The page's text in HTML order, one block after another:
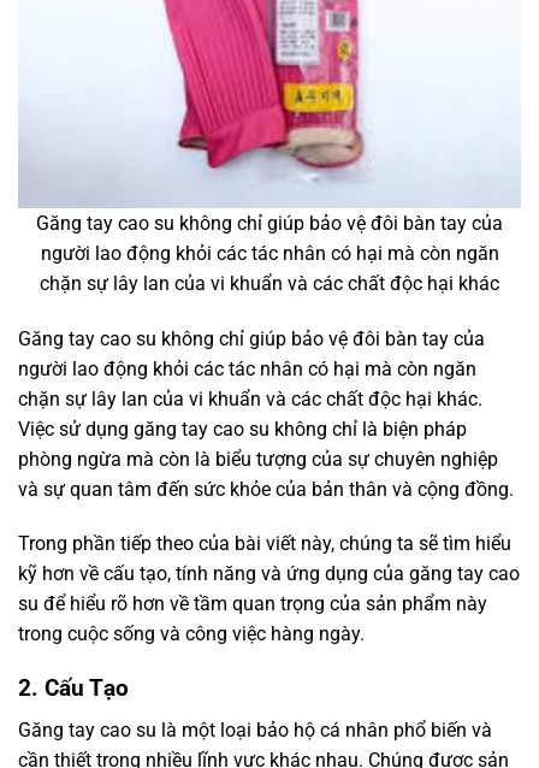
Găng tay cao su không chỉ giúp bảo vệ đôi bàn tay của
người lao động khỏi các tác nhân có hại mà còn ngăn
chặn sự lây lan của vi khuẩn và các chất độc hại khác
Găng tay cao su không chỉ giúp bảo vệ đôi bàn tay của
người lao động khỏi các tác nhân có hại mà còn ngăn
chặn sự lây lan của vi khuẩn và các chất độc hại khác.
Việc sử dụng găng tay cao su không chỉ là biện pháp
phòng ngừa mà còn là biểu tượng của sự chuyên nghiệp
và sự quan tâm đến sức khỏe của bản thân và cộng đồng.
Trong phần tiếp theo của bài viết này, chúng ta sẽ tìm hiểu
kỹ hơn về cấu tạo, tính năng và ứng dụng của găng tay cao
su để hiểu rõ hơn về tầm quan trọng của sản phẩm này
trong cuộc sống và công việc hàng ngày.
2. Cấu Tạo
Găng tay cao su là một loại bảo hộ cá nhân phổ biến và
cần thiết trong nhiều lĩnh vực khác nhau. Chúng được sản